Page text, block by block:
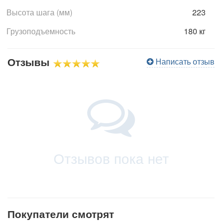
Высота шага (мм)
223
Грузоподъемность
180 кг
Написать отзыв
Отзывы
Отзывов пока нет
Покупатели смотрят